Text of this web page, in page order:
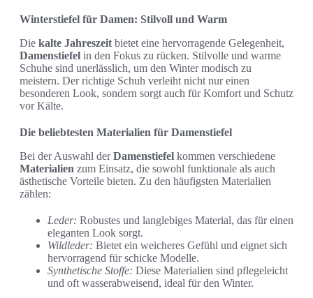
Winterstiefel für Damen: Stilvoll und Warm
Die kalte Jahreszeit bietet eine hervorragende Gelegenheit,
Damenstiefel in den Fokus zu rücken. Stilvolle und warme
Schuhe sind unerlässlich, um den Winter modisch zu
meistern. Der richtige Schuh verleiht nicht nur einen
besonderen Look, sondern sorgt auch für Komfort und Schutz
vor Kälte.
Die beliebtesten Materialien für Damenstiefel
Bei der Auswahl derDamenstiefel kommen verschiedene
Materialien zum Einsatz, die sowohl funktionale als auch
ästhetische Vorteile bieten. Zu den häufigsten Materialien
zählen:
Leder: Robustes und langlebiges Material, das für einen
eleganten Look sorgt.
Wildleder: Bietet ein weicheres Gefühl und eignet sich
hervorragend für schicke Modelle.
Synthetische Stoffe: Diese Materialien sind pflegeleicht
und oft wasserabweisend, ideal für den Winter.